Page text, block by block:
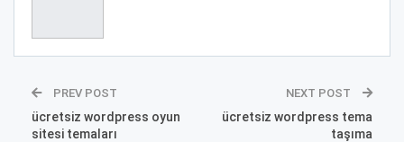
PREV POST
ücretsiz wordpress oyun
sitesi temaları
NEXT POST
ücretsiz wordpress tema
taşıma